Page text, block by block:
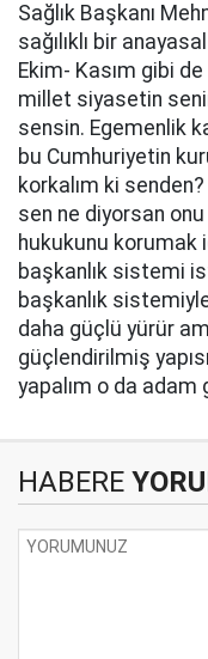
Sağlık Başkanı
sağılıklı bir
Ekim- Kasım gibi
millet siyasetin
sensin. Egemenlik
bu Cumhuriyetin
korkalım ki
sen ne diyorsan
hukukunu korumak
başkanlık sistemi
başkanlık
daha güçlü yürür
güçlendirilmiş
yapalım o da
HABERE